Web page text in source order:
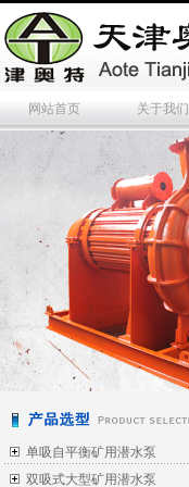
网站首页 关于我们
单吸自平衡矿用潜水泵
双吸式大型矿用潜水泵